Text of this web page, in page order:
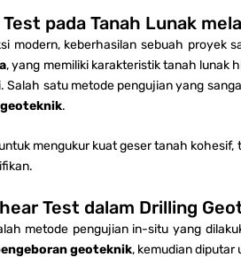
Test pada Tanah Lunak
modern, keberhasilan sebuah proyek
, yang memiliki karakteristik tanah lunak
Salah satu metode pengujian yang
.
mengukur kuat geser tanah
Test dalam Drilling
metode pengujian in-situ yang
geoteknik, kemudian diputar